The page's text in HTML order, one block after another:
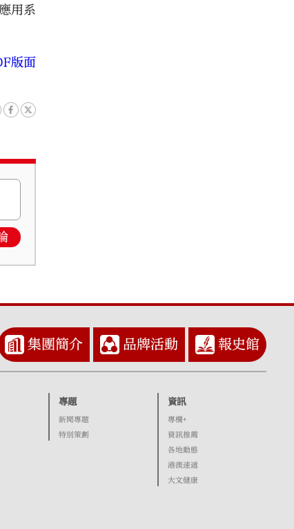
用系
版面
集團簡介 品牌活動 報史館
專題
新聞專題
特別策劃
資訊
專欄+
資訊推薦
各地動態
港澳速遞
大文健康